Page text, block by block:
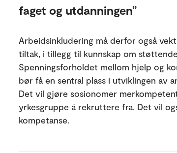
faget og utdanningen
Arbeidsinkludering må derfor også
tiltak, i tillegg til kunnskap om
Spenningsforholdet mellom hjelp og
bør få en sentral plass i utviklingen av
Det vil gjøre sosionomer
yrkesgruppe å rekruttere fra. Det vil
kompetanse.